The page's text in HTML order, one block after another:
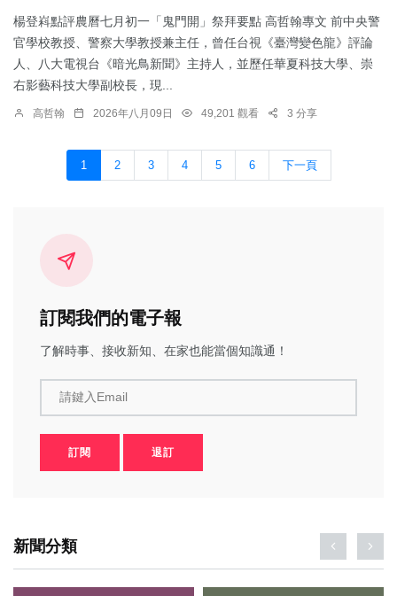
楊登嵙點評農曆七月初一「鬼門開」祭拜要點 高哲翰專文 前中央警
官學校教授、警察大學教授兼主任，曾任台視《臺灣變色龍》評論
人、八大電視台《暗光鳥新聞》主持人，並歷任華夏科技大學、崇
右影藝科技大學副校長，現...
高哲翰 2026年八月09日 49,201 觀看 3 分享
1 2 3 4 5 6 下一頁
訂閱我們的電子報
了解時事、接收新知、在家也能當個知識通！
請鍵入Email
訂閱 退訂
新聞分類